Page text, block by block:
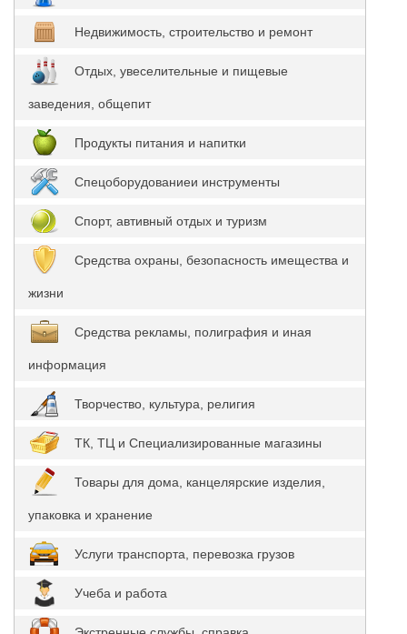
Недвижимость, строительство и ремонт
Отдых, увеселительные и пищевые
заведения, общепит
Продукты питания и напитки
Спецоборудованиеи инструменты
Спорт, автивный отдых и туризм
Средства охраны, безопасность имещества и
жизни
Средства рекламы, полиграфия и иная
информация
Творчество, культура, религия
ТК, ТЦ и Специализированные магазины
Товары для дома, канцелярские изделия,
упаковка и хранение
Услуги транспорта, перевозка грузов
Учеба и работа